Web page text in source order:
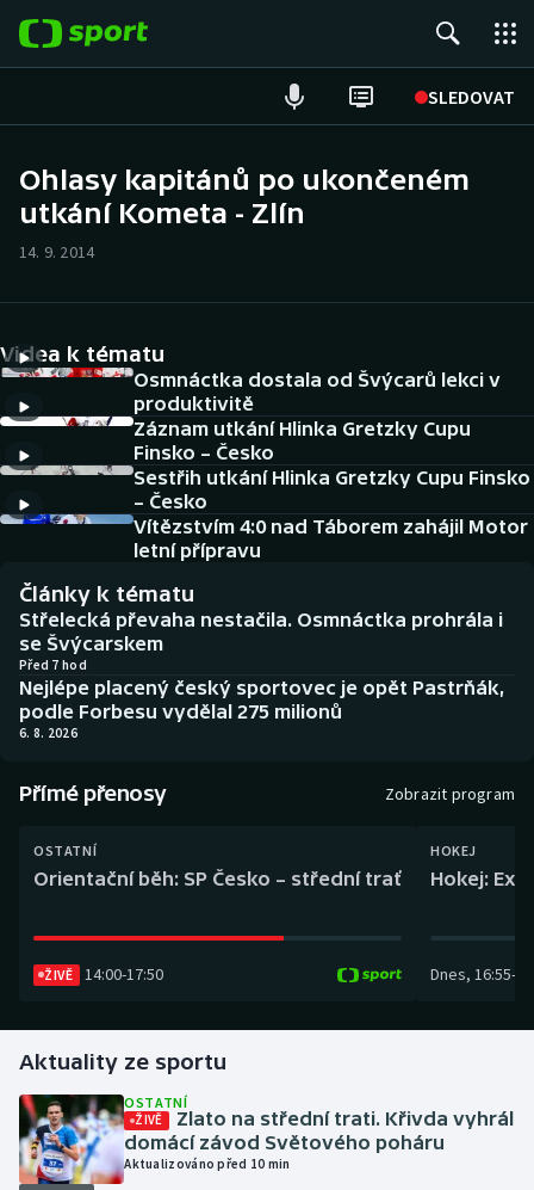
SLEDOVAT
Hokej
Cyklistika
DALŠÍ SPORTY
Americký fotbal
Baseball a softbal
Basketbal
Biatlon
Boby a skeleton
Box
Curling
Golf
Gymnastika
Házená
NEPŘEHLÉDNĚTE
Historické návraty
Aplikace ČT sport
AZ kvíz
Ohlasy kapitánů po ukončeném
utkání Kometa - Zlín
14. 9. 2014
Videa k tématu
Osmnáctka dostala od Švýcarů lekci v
produktivitě
Záznam utkání Hlinka Gretzky Cupu
Finsko – Česko
Sestřih utkání Hlinka Gretzky Cupu Finsko
– Česko
Vítězstvím 4:0 nad Táborem zahájil Motor
letní přípravu
Články k tématu
Střelecká převaha nestačila. Osmnáctka prohrála i
se Švýcarskem
Před 7 hod
Nejlépe placený český sportovec je opět Pastrňák,
podle Forbesu vydělal 275 milionů
6. 8. 2026
Přímé přenosy Zobrazit program
OSTATNÍ
Orientační běh: SP Česko – střední trať
ŽIVĚ 14:00-17:50
HOKEJ
Hokej:
Dnes, 16:55-
Aktuality ze sportu
OSTATNÍ
ŽIVĚ
Zlato na střední trati. Křivda vyhrál
domácí závod Světového poháru
Aktualizováno před 10 min